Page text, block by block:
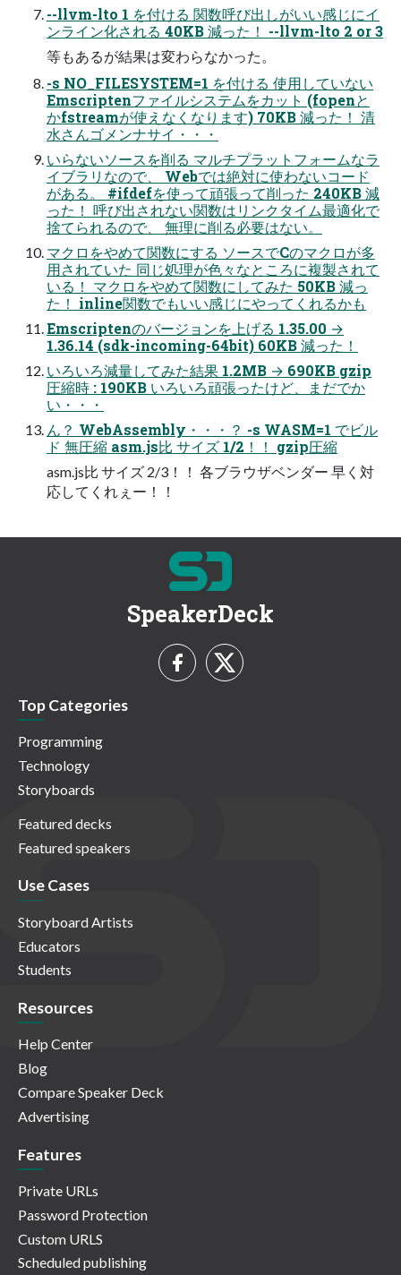
--llvm-lto 1 を付ける 関数呼び出しがいい感じにイ
ンライン化される 40KB 減った！ --llvm-lto 2 or 3
等もあるが結果は変わらなかった。
-s NO_FILESYSTEM=1 を付ける 使用していない
Emscriptenファイルシステムをカット (fopenと
かfstreamが使えなくなります) 70KB 減った！ 清
水さんゴメンナサイ・・・
いらないソースを削る マルチプラットフォームなラ
イブラリなので、 Webでは絶対に使わないコード
がある。 #ifdefを使って頑張って削った 240KB 減
った！ 呼び出されない関数はリンクタイム最適化で
捨てられるので、 無理に削る必要はない。
マクロをやめて関数にする ソースでCのマクロが多
用されていた 同じ処理が色々なところに複製されて
いる！ マクロをやめて関数にしてみた 50KB 減っ
た！ inline関数でもいい感じにやってくれるかも
Emscriptenのバージョンを上げる 1.35.00 →
1.36.14 (sdk-incoming-64bit) 60KB 減った！
いろいろ減量してみた結果 1.2MB → 690KB gzip
圧縮時 : 190KB いろいろ頑張ったけど、まだでか
い・・・
ん？ WebAssembly・・・？ -s WASM=1 でビル
ド 無圧縮 asm.js比 サイズ 1/2！！ gzip圧縮
asm.js比 サイズ 2/3！！ 各ブラウザベンダー 早く対
応してくれぇー！！
SpeakerDeck
Top Categories
Programming
Technology
Storyboards
Featured decks
Featured speakers
Use Cases
Storyboard Artists
Educators
Students
Resources
Help Center
Blog
Compare Speaker Deck
Advertising
Features
Private URLs
Password Protection
Custom URLS
Scheduled publishing